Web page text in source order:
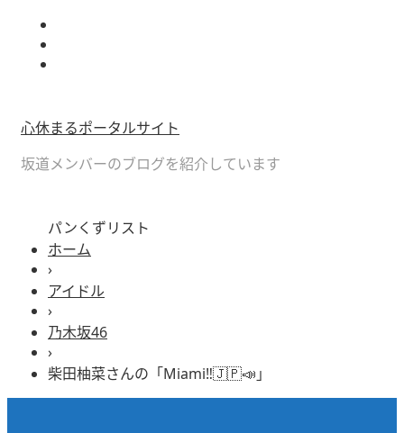
心休まるポータルサイト
坂道メンバーのブログを紹介しています
パンくずリスト
ホーム
›
アイドル
›
乃木坂46
›
柴田柚菜さんの「Miami‼︎🇯🇵📣」